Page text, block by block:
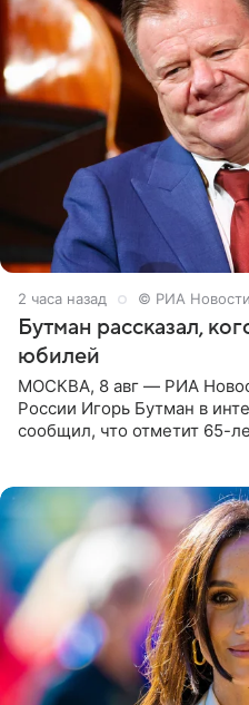
2 часа назад © РИА Новости
Бутман рассказал,
юбилей
МОСКВА, 8 авг — РИА
России Игорь Бутман в
сообщил, что отметит 65-